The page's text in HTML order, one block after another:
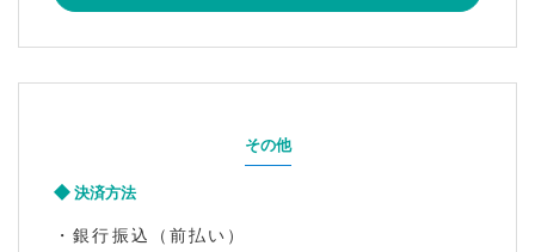
その他
決済方法
・銀行振込（前払い）